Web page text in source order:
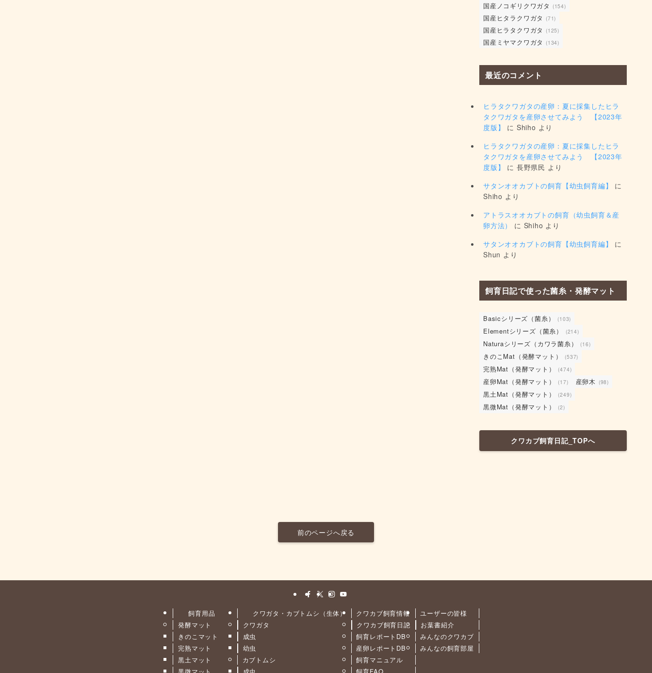
国産ノコギリクワガタ (154)
国産ヒタラクワガタ (71)
国産ヒラタクワガタ (125)
国産ミヤマクワガタ (134)
最近のコメント
ヒラタクワガタの産卵：夏に採集したヒラ
タクワガタを産卵させてみよう 【2023年
度版】
に Shiho より
ヒラタクワガタの産卵：夏に採集したヒラ
タクワガタを産卵させてみよう 【2023年
度版】
に 長野県民 より
サタンオオカブトの飼育【幼虫飼育編】
に
Shiho より
アトラスオオカブトの飼育（幼虫飼育＆産
卵方法）
に Shiho より
サタンオオカブトの飼育【幼虫飼育編】
に
Shun より
飼育日記で使った菌糸・発酵マット
Basicシリーズ（菌糸） (103)
Elementシリーズ（菌糸） (214)
Naturaシリーズ（カワラ菌糸） (16)
きのこMat（発酵マット） (537)
完熟Mat（発酵マット） (474)
産卵Mat（発酵マット） (17) 産卵木 (98)
黒土Mat（発酵マット） (249)
黒微Mat（発酵マット） (2)
クワカブ飼育日記_TOPへ
前のページへ戻る
飼育用品
発酵マット
きのこマット
完熟マット
黒土マット
黒微マット
クワガタ・カブトムシ（生体）
クワガタ
成虫
幼虫
カブトムシ
成虫
クワカブ飼育情報
クワカブ飼育日記
飼育レポートDB
産卵レポートDB
飼育マニュアル
飼育FAQ
ユーザーの皆様
お葉書紹介
みんなのクワカブ
みんなの飼育部屋